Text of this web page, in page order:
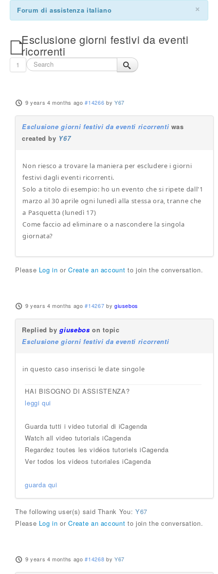
×
Forum di assistenza italiano
Esclusione giorni festivi da eventi
ricorrenti
1
9 years 4 months ago #14266 by Y67
Esclusione giorni festivi da eventi ricorrenti was
created by Y67
Non riesco a trovare la maniera per escludere i giorni
festivi dagli eventi ricorrenti.
Solo a titolo di esempio: ho un evento che si ripete dall'1
marzo al 30 aprile ogni lunedì alla stessa ora, tranne che
a Pasquetta (lunedì 17)
Come faccio ad eliminare o a nascondere la singola
giornata?
Please Log in orCreate an account to join the conversation.
9 years 4 months ago #14267 by giusebos
Replied bygiusebos on topic
Esclusione giorni festivi da eventi ricorrenti
in questo caso inserisci le date singole
HAI BISOGNO DI ASSISTENZA?
leggi qui
Guarda tutti i video tutorial di iCagenda
Watch all video tutorials iCagenda
Regardez toutes les vidéos tutoriels iCagenda
Ver todos los videos tutoriales iCagenda
guarda qui
The following user(s) said Thank You: Y67
Please Log in orCreate an account to join the conversation.
9 years 4 months ago #14268 by Y67